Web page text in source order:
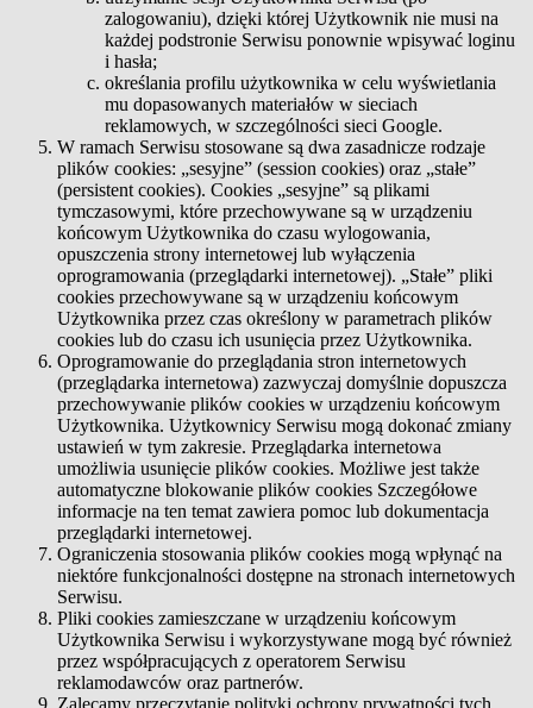
zalogowaniu), dzięki której Użytkownik nie musi na
każdej podstronie Serwisu ponownie wpisywać loginu
i hasła;
określania profilu użytkownika w celu wyświetlania
mu dopasowanych materiałów w sieciach
reklamowych, w szczególności sieci Google.
W ramach Serwisu stosowane są dwa zasadnicze rodzaje
plików cookies: „sesyjne” (session cookies) oraz „stałe”
(persistent cookies). Cookies „sesyjne” są plikami
tymczasowymi, które przechowywane są w urządzeniu
końcowym Użytkownika do czasu wylogowania,
opuszczenia strony internetowej lub wyłączenia
oprogramowania (przeglądarki internetowej). „Stałe” pliki
cookies przechowywane są w urządzeniu końcowym
Użytkownika przez czas określony w parametrach plików
cookies lub do czasu ich usunięcia przez Użytkownika.
Oprogramowanie do przeglądania stron internetowych
(przeglądarka internetowa) zazwyczaj domyślnie dopuszcza
przechowywanie plików cookies w urządzeniu końcowym
Użytkownika. Użytkownicy Serwisu mogą dokonać zmiany
ustawień w tym zakresie. Przeglądarka internetowa
umożliwia usunięcie plików cookies. Możliwe jest także
automatyczne blokowanie plików cookies Szczegółowe
informacje na ten temat zawiera pomoc lub dokumentacja
przeglądarki internetowej.
Ograniczenia stosowania plików cookies mogą wpłynąć na
niektóre funkcjonalności dostępne na stronach internetowych
Serwisu.
Pliki cookies zamieszczane w urządzeniu końcowym
Użytkownika Serwisu i wykorzystywane mogą być również
przez współpracujących z operatorem Serwisu
reklamodawców oraz partnerów.